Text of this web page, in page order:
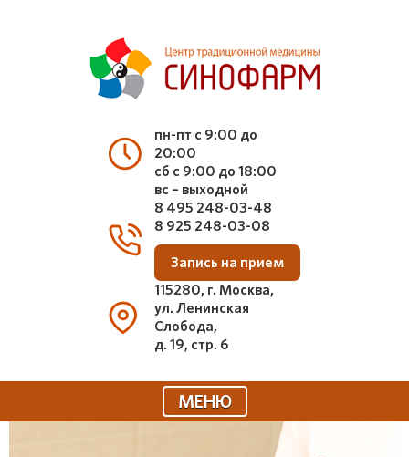
пн-пт с 9:00 до
20:00
сб с 9:00 до 18:00
вс – выходной
8 495 248-03-48
8 925 248-03-08
Запись на прием
115280, г. Москва,
ул. Ленинская
Слобода,
д. 19, стр. 6
МЕНЮ